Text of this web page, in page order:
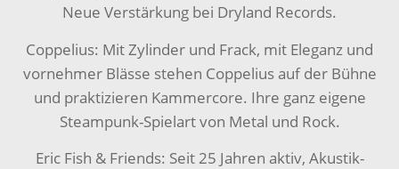
Neue Verstärkung bei Dryland Records.
Coppelius: Mit Zylinder und Frack, mit Eleganz und
vornehmer Blässe stehen Coppelius auf der Bühne
und praktizieren Kammercore. Ihre ganz eigene
Steampunk-Spielart von Metal und Rock.
Eric Fish & Friends: Seit 25 Jahren aktiv, Akustik-